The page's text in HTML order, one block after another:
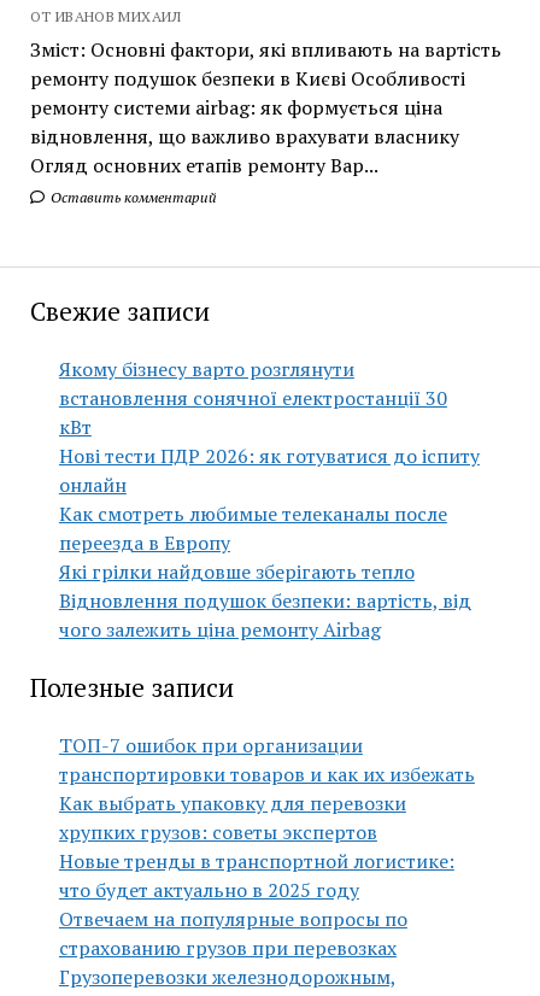
ОТ ИВАНОВ МИХАИЛ
Зміст: Основні фактори, які впливають на вартість
ремонту подушок безпеки в Києві Особливості
ремонту системи airbag: як формується ціна
відновлення, що важливо врахувати власнику
Огляд основних етапів ремонту Вар...
Оставить комментарий
Свежие записи
Якому бізнесу варто розглянути
встановлення сонячної електростанції 30
кВт
Нові тести ПДР 2026: як готуватися до іспиту
онлайн
Как смотреть любимые телеканалы после
переезда в Европу
Які грілки найдовше зберігають тепло
Відновлення подушок безпеки: вартість, від
чого залежить ціна ремонту Airbag
Полезные записи
ТОП-7 ошибок при организации
транспортировки товаров и как их избежать
Как выбрать упаковку для перевозки
хрупких грузов: советы экспертов
Новые тренды в транспортной логистике:
что будет актуально в 2025 году
Отвечаем на популярные вопросы по
страхованию грузов при перевозках
Грузоперевозки железнодорожным,